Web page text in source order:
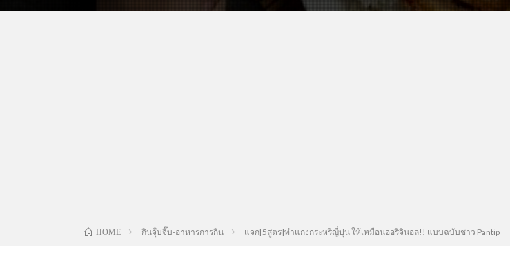
HOME กินจุ๊บจิ๊บ-อาหารการกิน แจก[5สูตร]ทำแกงกระหรี่ญี่ปุ่น ให้เหมือนออริจินอล!! แบบฉบับชาว Pantip